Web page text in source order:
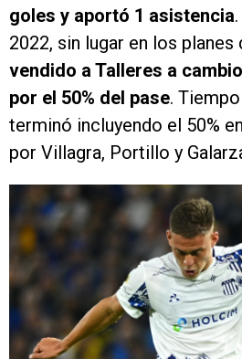
goles y aportó 1 asistencia
2022, sin lugar en los planes
vendido a Talleres a
por el 50% del pase.
terminó incluyendo el 50%
por Villagra, Portillo y